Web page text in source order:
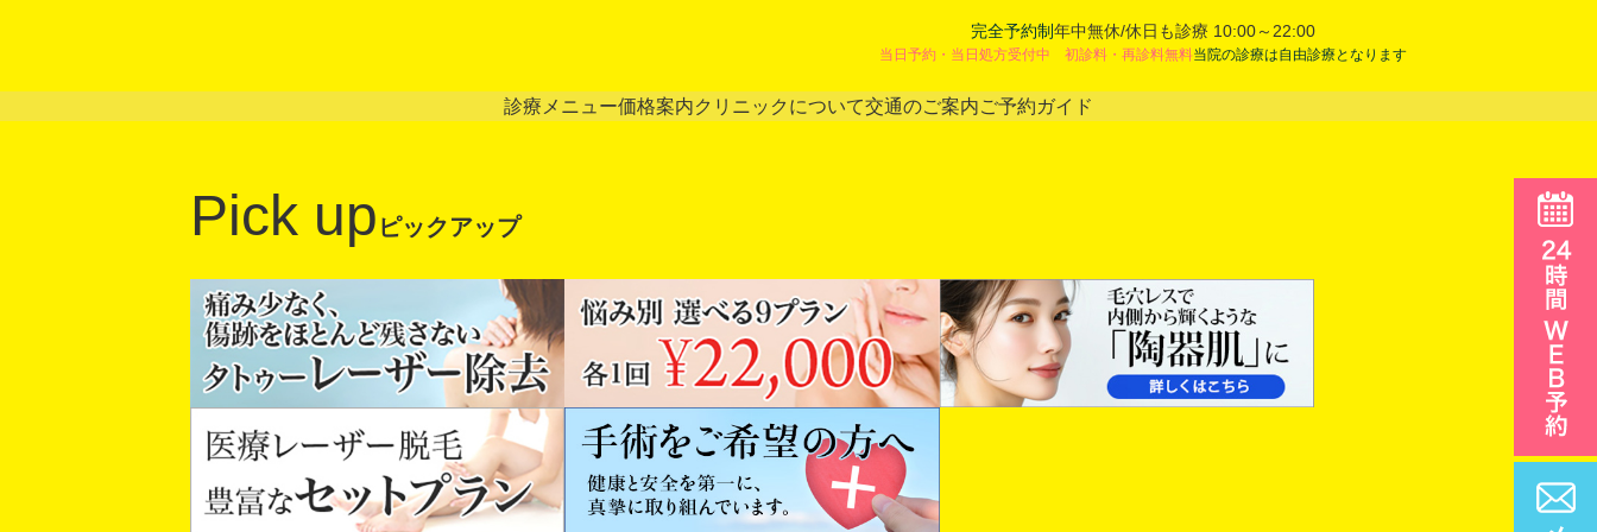
完全予約制年中無休/休日も診療 10:00～22:00
当日予約・当日処方受付中 初診料・再診料無料当院の診療は自由診療となります
診療メニュー価格案内クリニックについて交通のご案内ご予約ガイド
Pick up ピックアップ